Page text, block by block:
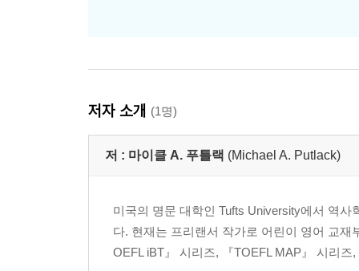
저자 소개 (1명)
저 : 마이클 A. 푸틀랙 (Michael A. Putlack)
미국의 명문 대학인 Tufts University에서 역
다. 현재는 프리랜서 작가로 어린이 영어 교
OEFL iBT』 시리즈, 『TOEFL MAP』 시리